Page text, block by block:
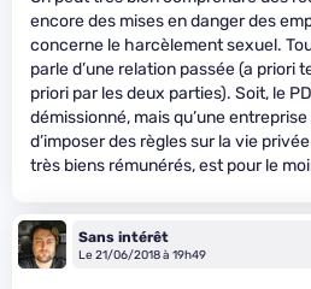
encore des mises en danger des
concerne le harcèlement sexuel.
parle d’une relation passée (a priori
priori par les deux parties). Soit, le
démissionné, mais qu’une
d’imposer des règles sur la vie
très biens rémunérés, est pour le
Sans intérêt
Le 21/06/2018 à 19h49